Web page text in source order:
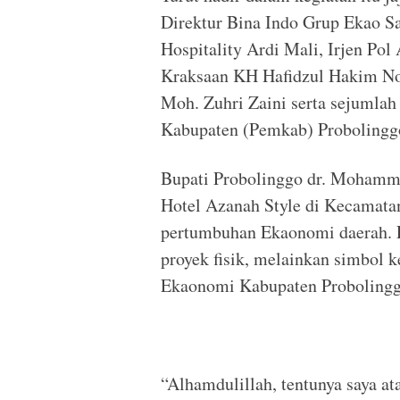
Direktur Bina Indo Grup Ekao
Hospitality Ardi Mali, Irjen Pol
Kraksaan KH Hafidzul Hakim
Moh. Zuhri Zaini serta
Kabupaten (Pemkab)
Bupati Probolinggo dr.
Hotel Azanah Style di
pertumbuhan Ekaonomi daerah.
proyek fisik, melainkan simbol
Ekaonomi Kabupaten
“Alhamdulillah, tentunya saya